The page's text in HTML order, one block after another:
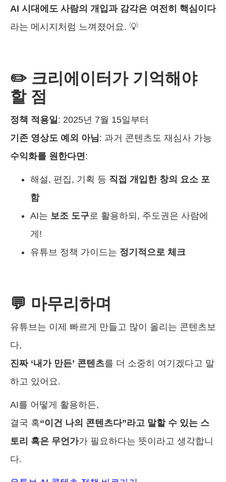
AI 시대에도 사람의 개입과 감각은 여전히 핵심이다
라는 메시지처럼 느껴졌어요. 💡
✏️ 크리에이터가 기억해야
할 점
정책 적용일: 2025년 7월 15일부터
기존 영상도 예외 아님 : 과거 콘텐츠도 재심사 가능
수익화를 원한다면:
해설, 편집, 기획 등 직접 개입한 창의 요소 포
함
AI는 보조 도구로 활용하되, 주도권은 사람에
게!
유튜브 정책 가이드는 정기적으로 체크
💬 마무리하며
유튜브는 이제 빠르게 만들고 많이 올리는 콘텐츠보
다,
진짜 ‘내가 만든’ 콘텐츠를 더 소중히 여기겠다고 말
하고 있어요.
AI를 어떻게 활용하든,
결국 혹“이건 나의 콘텐츠다”라고 말할 수 있는 스
토리 혹은 무언가가 필요하다는 뜻이라고 생각합니
다.